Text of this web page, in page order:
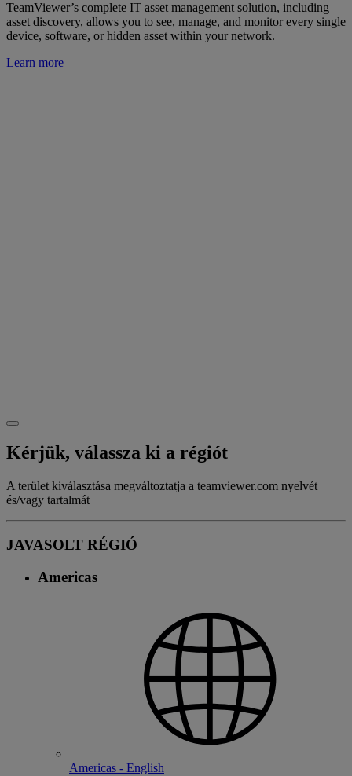
TeamViewer’s complete IT asset management solution, including
asset discovery, allows you to see, manage, and monitor every single
device, software, or hidden asset within your network.
Learn more
Kérjük, válassza ki a régiót
A terület kiválasztása megváltoztatja a teamviewer.com nyelvét
és/vagy tartalmát
JAVASOLT RÉGIÓ
Americas
Americas - English